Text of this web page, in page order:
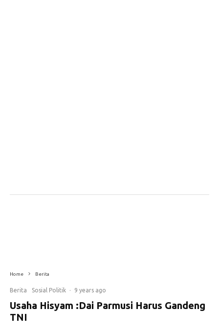
Home Berita
Berita Sosial Politik · 9 years ago
Usaha Hisyam :Dai Parmusi Harus Gandeng
TNI